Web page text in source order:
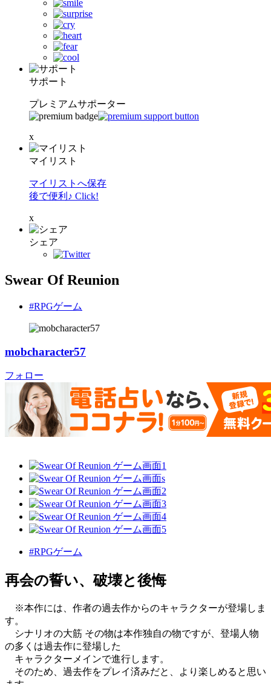
サポート
プレミアムサポーター
x
マイリスト
マイリストへ保存
後で便利♪ Click!
x
シェア
Swear Of Reunion
#RPGゲーム
mobcharacter57
フォロー
#RPGゲーム
再会の誓い、破壊と後悔
※本作には、作者の過去作からのキャラクターが登場しま
す。
シナリオの大筋 その物は本作独自の物ですが、登場人物
の多くは過去作に登場した
キャラクターメインで進行します。
そのため、過去作をプレイ済みだと、より楽しめると思い